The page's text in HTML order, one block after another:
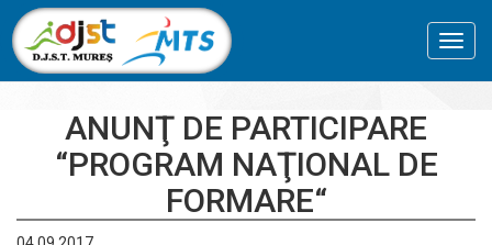
ANUNŢ DE PARTICIPARE
“PROGRAM NAŢIONAL DE
FORMARE“